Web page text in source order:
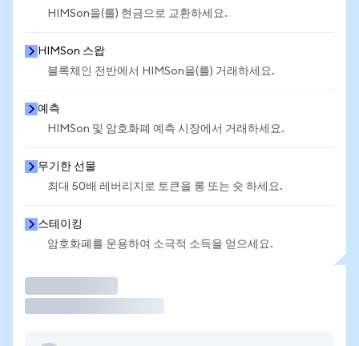
HIMSon을(를) 현금으로 교환하세요.
HIMSon 스왑
블록체인 전반에서 HIMSon을(를) 거래하세요.
예측
HIMSon 및 암호화폐 예측 시장에서 거래하세요.
무기한 선물
최대 50배 레버리지로 토큰을 롱 또는 숏 하세요.
스테이킹
암호화폐를 운용하여 소극적 소득을 얻으세요.